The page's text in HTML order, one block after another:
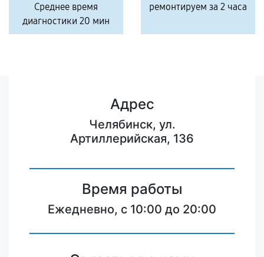
Среднее время
диагностики 20 мин
ремонтируем за 2 часа
Адрес
Челябинск, ул.
Артиллерийская, 136
Время работы
Ежедневно, с 10:00 до 20:00